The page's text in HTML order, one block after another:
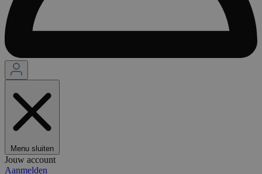
Menu sluiten
Jouw account
Aanmelden